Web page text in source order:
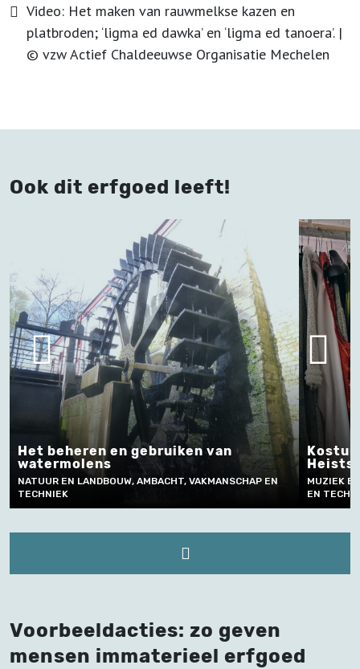
Video: Het maken van rauwmelkse kazen en
platbroden; ‘ligma ed dawka’ en ‘ligma ed tanoera’. |
© vzw Actief Chaldeeuwse Organisatie Mechelen
Ook dit erfgoed leeft!
EN
Kostumering bij vrijetijdstheater
Heists Kamertoneel
MUZIEK EN PODIUMKUNSTEN, AMBACHT, VAKMANSCHAP
Voorbeeldacties: zo geven
mensen immaterieel erfgoed